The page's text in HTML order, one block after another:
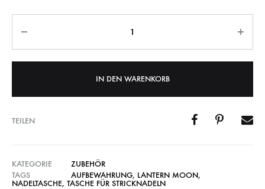
IN DEN WARENKORB
TEILEN
KATEGORIE
ZUBEHÖR
TAGS
AUFBEWAHRUNG, LANTERN MOON,
NADELTASCHE, TASCHE FÜR STRICKNADELN